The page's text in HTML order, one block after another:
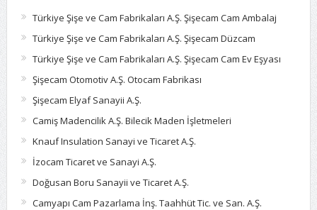
Türkiye Şişe ve Cam Fabrikaları A.Ş. Şişecam Cam Ambalaj
Türkiye Şişe ve Cam Fabrikaları A.Ş. Şişecam Düzcam
Türkiye Şişe ve Cam Fabrikaları A.Ş. Şişecam Cam Ev Eşyası
Şişecam Otomotiv A.Ş. Otocam Fabrikası
Şişecam Elyaf Sanayii A.Ş.
Camiş Madencilik A.Ş. Bilecik Maden İşletmeleri
Knauf Insulation Sanayi ve Ticaret A.Ş.
İzocam Ticaret ve Sanayi A.Ş.
Doğusan Boru Sanayii ve Ticaret A.Ş.
Camyapı Cam Pazarlama İnş. Taahhüt Tic. ve San. A.Ş.